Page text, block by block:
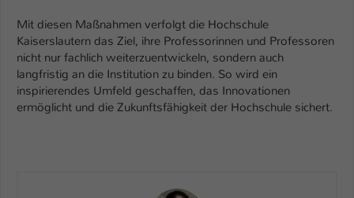
Mit diesen Maßnahmen verfolgt die Hochschule
Kaiserslautern das Ziel, ihre Professorinnen und Professoren
nicht nur fachlich weiterzuentwickeln, sondern auch
langfristig an die Institution zu binden. So wird ein
inspirierendes Umfeld geschaffen, das Innovationen
ermöglicht und die Zukunftsfähigkeit der Hochschule sichert.